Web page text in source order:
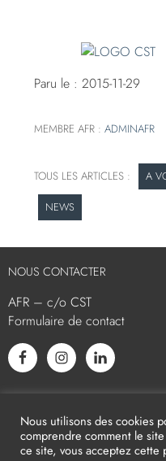
Paru le : 2015-11-29
MEMBRE AFR :ADMINAFR
A
NEWS
NOUS CONTACTER
AFR – c/o CST
Formulaire de contact
Nous utilisons des cookies
comprendre comment le
ce site, vous acceptez cette